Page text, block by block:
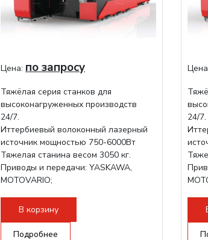
Цена: по запросу
Тяжёлая серия станков для
высоконагруженных производств
24/7.
Иттербиевый волоконный лазерный
источник мощностью 750-6000Вт
Тяжелая станина весом 3050 кг.
Приводы и передачи: YASKAWA,
MOTOVARIO;
В корзину
Подробнее
24/7.